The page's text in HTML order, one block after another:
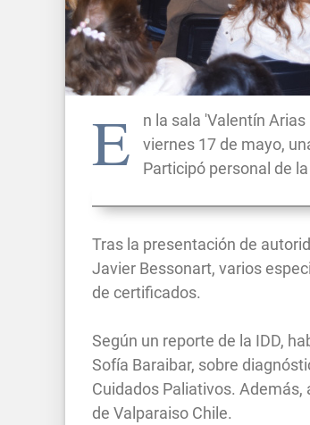
E
n la sala 'Valentín
viernes 17 de mayo,
Participó personal de
Tras la presentación de
Javier Bessonart, varios
de certificados.
Según un reporte de la IDD,
Sofía Baraibar, sobre
Cuidados Paliativos.
de Valparaiso Chile.